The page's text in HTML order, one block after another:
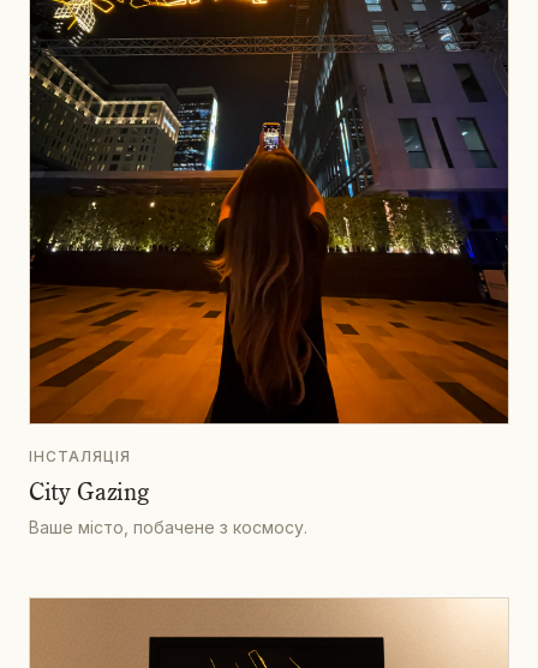
ІНСТАЛЯЦІЯ
City Gazing
Ваше місто, побачене з космосу.